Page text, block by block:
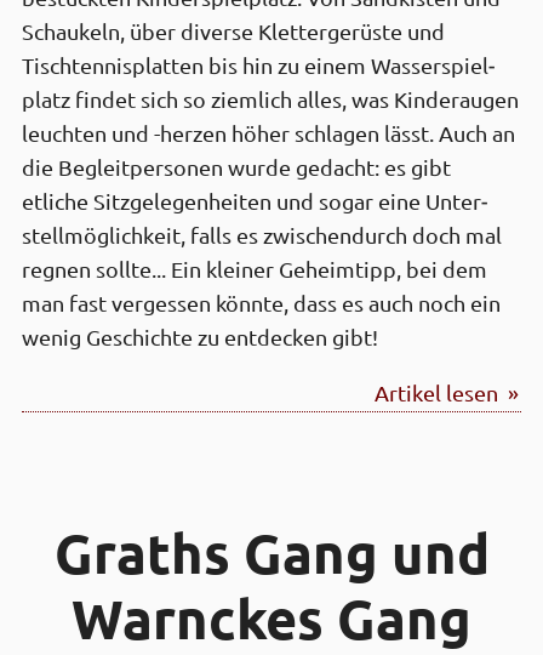
Schaukeln, über diverse Kletter­gerüste und
Tischtennis­platten bis hin zu einem Wasser­spiel­
platz findet sich so ziemlich alles, was Kinder­augen
leuchten und -herzen höher schlagen lässt. Auch an
die Begleit­personen wurde gedacht: es gibt
etliche Sitz­gelegen­heiten und sogar eine Unter­
stell­möglich­keit, falls es zwischen­durch doch mal
regnen sollte... Ein kleiner Geheim­tipp, bei dem
man fast vergessen könnte, dass es auch noch ein
wenig Geschichte zu entdecken gibt!
Artikel lesen »
Graths Gang und
Warnckes Gang